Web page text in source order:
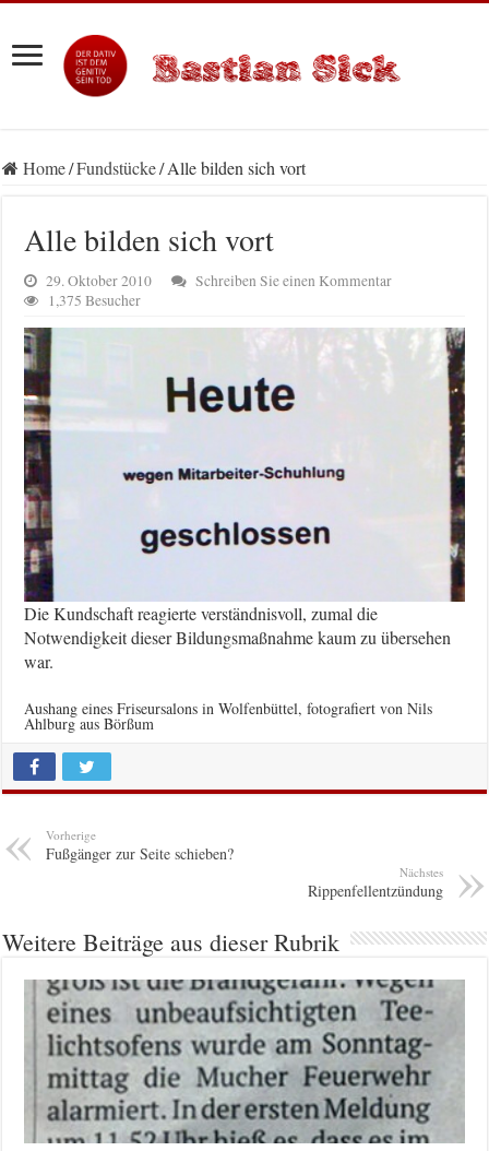
Home/Fundstücke/Alle bilden sich vort
Alle bilden sich vort
29. Oktober 2010
Schreiben Sie einen Kommentar
1,375 Besucher
Die Kundschaft reagierte verständnisvoll, zumal die
Notwendigkeit dieser Bildungsmaßnahme kaum zu übersehen
war.
Aushang eines Friseursalons in Wolfenbüttel, fotografiert von Nils
Ahlburg aus Börßum
Vorherige
Fußgänger zur Seite schieben?
Nächstes
Rippenfellentzündung
Weitere Beiträge aus dieser Rubrik